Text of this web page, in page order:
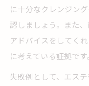
に十分なクレンジン
認しましょう。また
アドバイスをしてく
に考えている証拠です。
失敗例として、エス